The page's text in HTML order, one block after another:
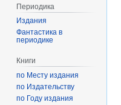
Периодика
Издания
Фантастика в
периодике
Книги
по Месту издания
по Издательству
по Году издания